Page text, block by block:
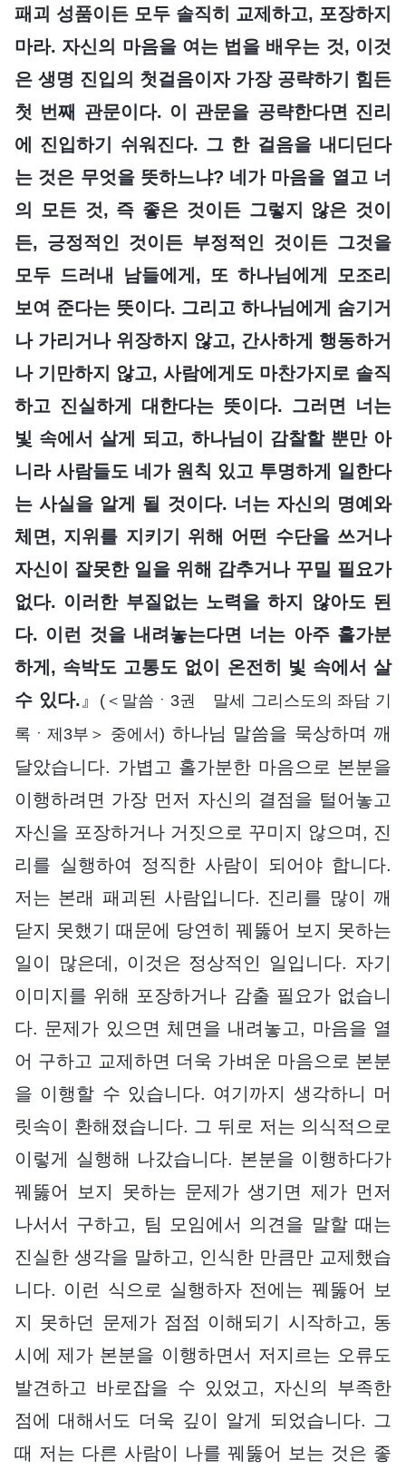
패괴 성품이든 모두 솔직히 교제하고, 포장하지
마라. 자신의 마음을 여는 법을 배우는 것, 이것
은 생명 진입의 첫걸음이자 가장 공략하기 힘든
첫 번째 관문이다. 이 관문을 공략한다면 진리
에 진입하기 쉬워진다. 그 한 걸음을 내디딘다
는 것은 무엇을 뜻하느냐? 네가 마음을 열고 너
의 모든 것, 즉 좋은 것이든 그렇지 않은 것이
든, 긍정적인 것이든 부정적인 것이든 그것을
모두 드러내 남들에게, 또 하나님에게 모조리
보여 준다는 뜻이다. 그리고 하나님에게 숨기거
나 가리거나 위장하지 않고, 간사하게 행동하거
나 기만하지 않고, 사람에게도 마찬가지로 솔직
하고 진실하게 대한다는 뜻이다. 그러면 너는
빛 속에서 살게 되고, 하나님이 감찰할 뿐만 아
니라 사람들도 네가 원칙 있고 투명하게 일한다
는 사실을 알게 될 것이다. 너는 자신의 명예와
체면, 지위를 지키기 위해 어떤 수단을 쓰거나
자신이 잘못한 일을 위해 감추거나 꾸밀 필요가
없다. 이러한 부질없는 노력을 하지 않아도 된
다. 이런 것을 내려놓는다면 너는 아주 홀가분
하게, 속박도 고통도 없이 온전히 빛 속에서 살
수 있다. 』
(＜말씀ㆍ3권 말세 그리스도의 좌담 기
록ㆍ제3부＞ 중에서) 하나님 말씀을 묵상하며 깨
달았습니다. 가볍고 홀가분한 마음으로 본분을
이행하려면 가장 먼저 자신의 결점을 털어놓고
자신을 포장하거나 거짓으로 꾸미지 않으며, 진
리를 실행하여 정직한 사람이 되어야 합니다.
저는 본래 패괴된 사람입니다. 진리를 많이 깨
닫지 못했기 때문에 당연히 꿰뚫어 보지 못하는
일이 많은데, 이것은 정상적인 일입니다. 자기
이미지를 위해 포장하거나 감출 필요가 없습니
다. 문제가 있으면 체면을 내려놓고, 마음을 열
어 구하고 교제하면 더욱 가벼운 마음으로 본분
을 이행할 수 있습니다. 여기까지 생각하니 머
릿속이 환해졌습니다. 그 뒤로 저는 의식적으로
이렇게 실행해 나갔습니다. 본분을 이행하다가
꿰뚫어 보지 못하는 문제가 생기면 제가 먼저
나서서 구하고, 팀 모임에서 의견을 말할 때는
진실한 생각을 말하고, 인식한 만큼만 교제했습
니다. 이런 식으로 실행하자 전에는 꿰뚫어 보
지 못하던 문제가 점점 이해되기 시작하고, 동
시에 제가 본분을 이행하면서 저지르는 오류도
발견하고 바로잡을 수 있었고, 자신의 부족한
점에 대해서도 더욱 깊이 알게 되었습니다. 그
때 저는 다른 사람이 나를 꿰뚫어 보는 것은 좋